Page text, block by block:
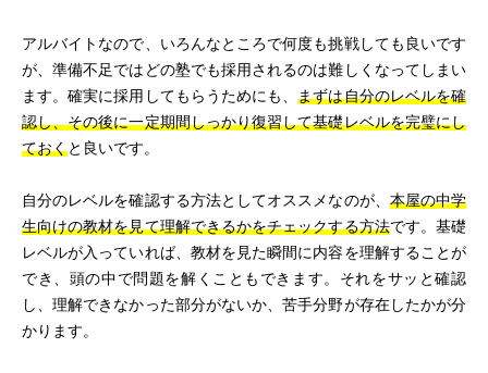
アルバイトなので、いろんなところで何度も挑戦しても良いです
が、準備不足ではどの塾でも採用されるのは難しくなってしまい
ます。確実に採用してもらうためにも、まずは自分のレベルを確
認し、その後に一定期間しっかり復習して基礎レベルを完璧にし
ておくと良いです。
自分のレベルを確認する方法としてオススメなのが、 本屋の中学
生向けの教材を見て理解できるかをチェックする方法です。基礎
レベルが入っていれば、教材を見た瞬間に内容を理解することが
でき、頭の中で問題を解くこともできます。それをサッと確認
し、理解できなかった部分がないか、苦手分野が存在したかが分
かります。